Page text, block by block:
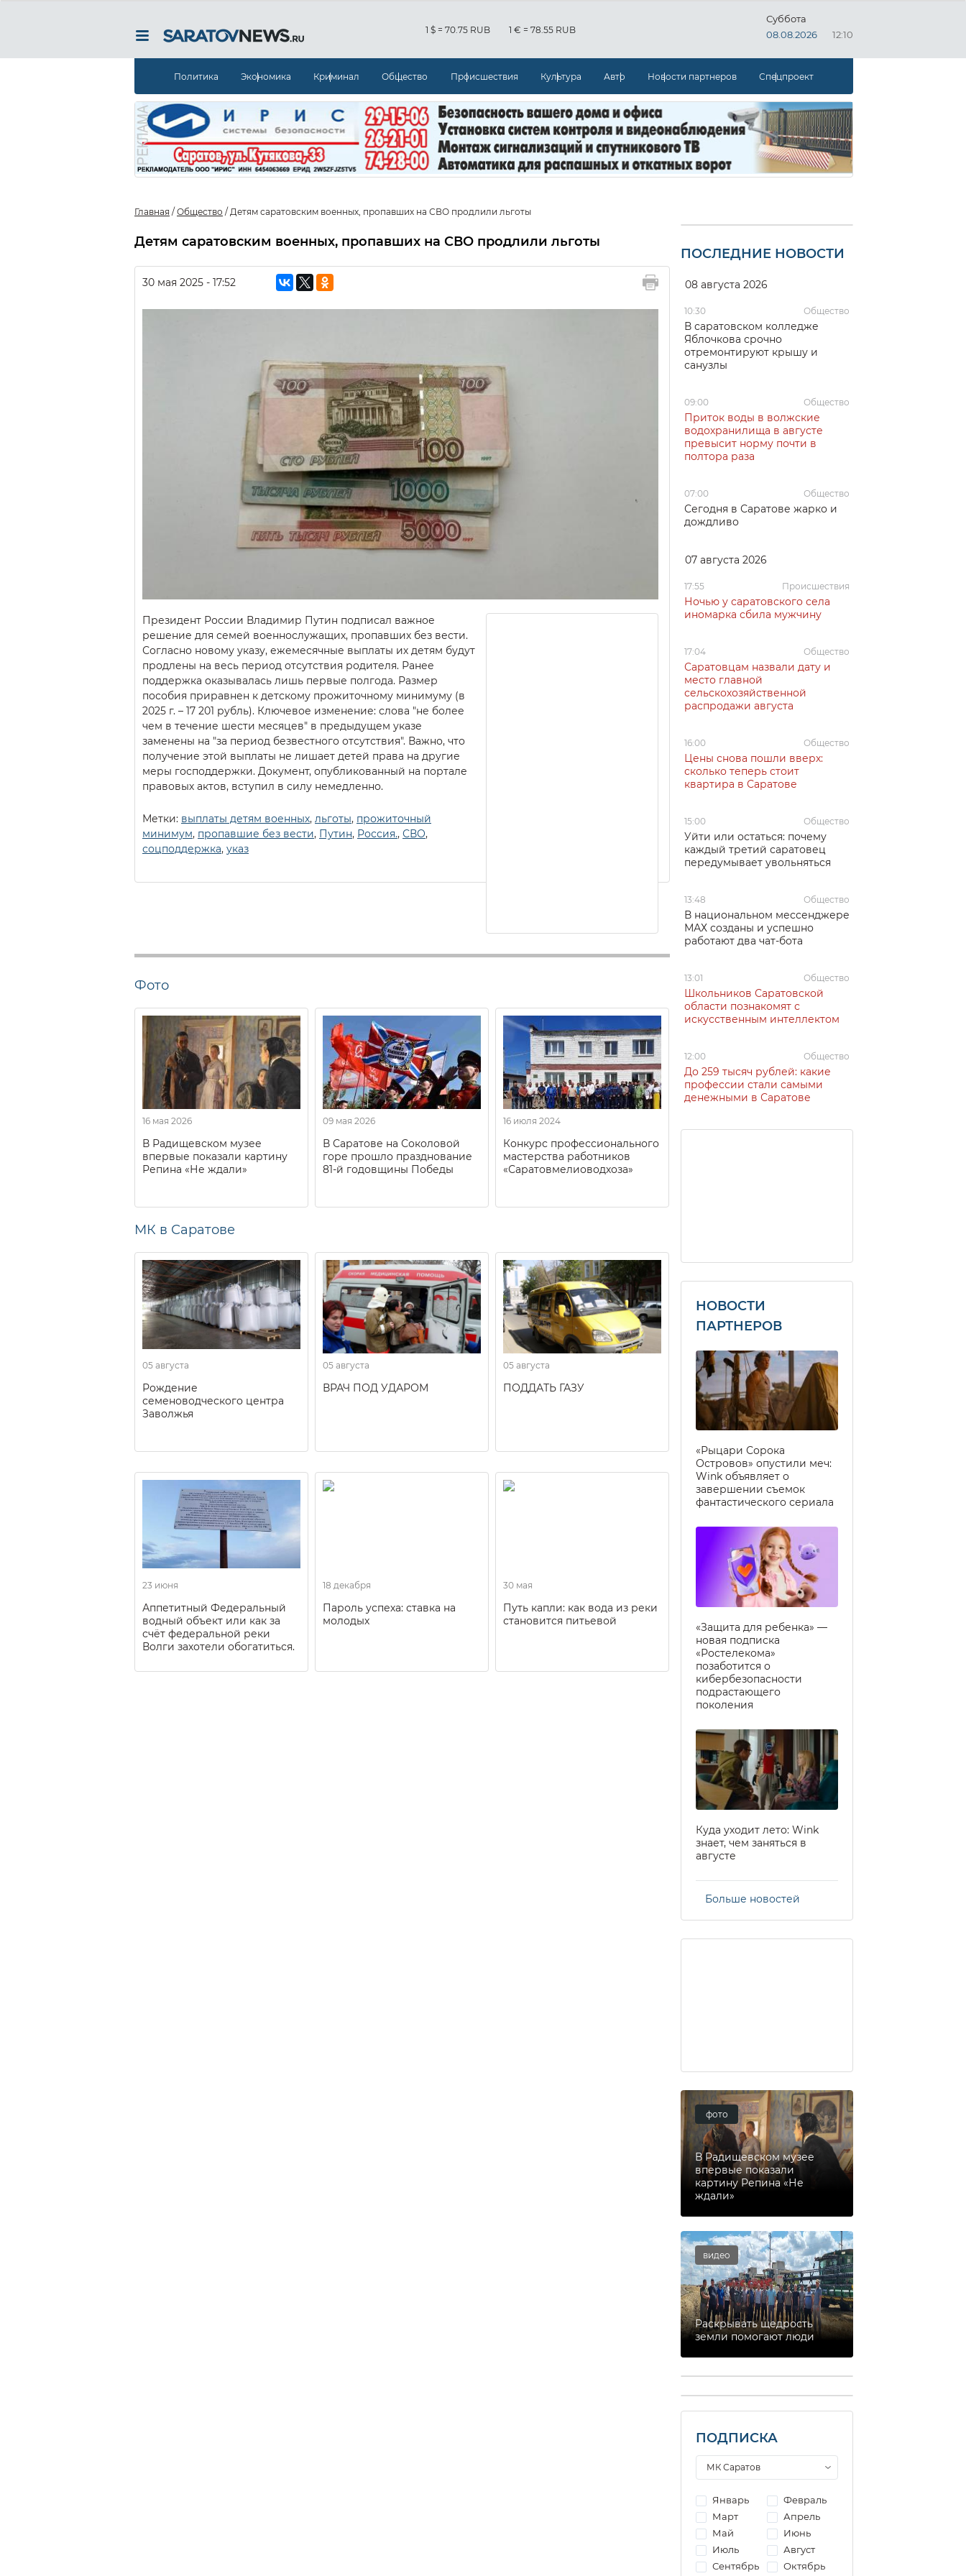
1 $ = 70.75 RUB 1 € = 78.55 RUB
Суббота
08.08.2026
12:10
Политика Экономика Криминал Общество Происшествия Культура Авто Новости партнеров Спецпроект
Главная / Общество / Детям саратовским военных, пропавших на СВО продлили льготы
Детям саратовским военных, пропавших на СВО продлили льготы
30 мая 2025 - 17:52
Президент России Владимир Путин подписал важное
решение для семей военнослужащих, пропавших без вести.
Согласно новому указу, ежемесячные выплаты их детям будут
продлены на весь период отсутствия родителя. Ранее
поддержка оказывалась лишь первые полгода. Размер
пособия приравнен к детскому прожиточному минимуму (в
2025 г. – 17 201 рубль). Ключевое изменение: слова "не более
чем в течение шести месяцев" в предыдущем указе
заменены на "за период безвестного отсутствия". Важно, что
получение этой выплаты не лишает детей права на другие
меры господдержки. Документ, опубликованный на портале
правовых актов, вступил в силу немедленно.
Метки: выплаты детям военных, льготы, прожиточный
минимум, пропавшие без вести, Путин, Россия., СВО,
соцподдержка, указ
Фото
16 мая 2026
В Радищевском музее
впервые показали картину
Репина «Не ждали»
09 мая 2026
В Саратове на Соколовой
горе прошло празднование
81-й годовщины Победы
16 июля 2024
Конкурс профессионального
мастерства работников
«Саратовмелиоводхоза»
МК в Саратове
05 августа
Рождение
семеноводческого центра
Заволжья
05 августа
ВРАЧ ПОД УДАРОМ
05 августа
ПОДДАТЬ ГАЗУ
23 июня
Аппетитный Федеральный
водный объект или как за
счёт федеральной реки
Волги захотели обогатиться.
18 декабря
Пароль успеха: ставка на
молодых
30 мая
Путь капли: как вода из реки
становится питьевой
ПОСЛЕДНИЕ НОВОСТИ
08 августа 2026
10:30 Общество
В саратовском колледже
Яблочкова срочно
отремонтируют крышу и
санузлы
09:00 Общество
Приток воды в волжские
водохранилища в августе
превысит норму почти в
полтора раза
07:00 Общество
Сегодня в Саратове жарко и
дождливо
07 августа 2026
17:55 Происшествия
Ночью у саратовского села
иномарка сбила мужчину
17:04 Общество
Саратовцам назвали дату и
место главной
сельскохозяйственной
распродажи августа
16:00 Общество
Цены снова пошли вверх:
сколько теперь стоит
квартира в Саратове
15:00 Общество
Уйти или остаться: почему
каждый третий саратовец
передумывает увольняться
13:48 Общество
В национальном мессенджере
МАХ созданы и успешно
работают два чат-бота
13:01 Общество
Школьников Саратовской
области познакомят с
искусственным интеллектом
12:00 Общество
До 259 тысяч рублей: какие
профессии стали самыми
денежными в Саратове
НОВОСТИ
ПАРТНЕРОВ
«Рыцари Сорока
Островов» опустили меч:
Wink объявляет о
завершении съемок
фантастического сериала
«Защита для ребенка» —
новая подписка
«Ростелекома»
позаботится о
кибербезопасности
подрастающего
поколения
Куда уходит лето: Wink
знает, чем заняться в
августе
Больше новостей
фото
В Радищевском музее
впервые показали
картину Репина «Не
ждали»
видео
Раскрывать щедрость
земли помогают люди
ПОДПИСКА
Январь
Февраль
Март
Апрель
Май
Июнь
Июль
Август
Сентябрь
Октябрь